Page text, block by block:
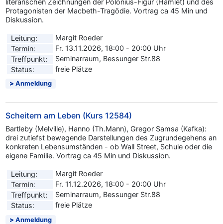
Protagonisten der Macbeth-Tragödie. Vortrag ca 45 Min und
Diskussion.
Leitung:
Margit Roeder
Termin:
Fr. 13.11.2026, 18:00 - 20:00 Uhr
Treffpunkt:
Seminarraum, Bessunger Str.88
Status:
freie Plätze
Anmeldung
Scheitern am Leben (Kurs 12584)
Bartleby (Melville), Hanno (Th.Mann), Gregor Samsa (Kafka):
drei zutiefst bewegende Darstellungen des Zugrundegehens an
konkreten Lebensumständen - ob Wall Street, Schule oder die
eigene Familie. Vortrag ca 45 Min und Diskussion.
Leitung:
Margit Roeder
Termin:
Fr. 11.12.2026, 18:00 - 20:00 Uhr
Treffpunkt:
Seminarraum, Bessunger Str.88
Status:
freie Plätze
Anmeldung